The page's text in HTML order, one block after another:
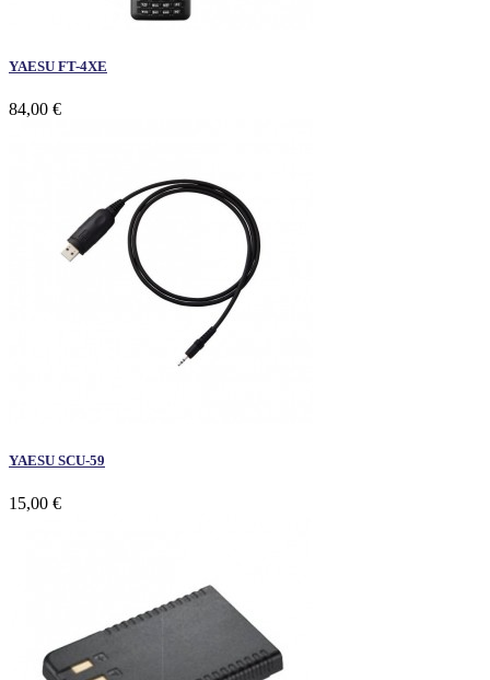
YAESU FT-4XE
84,00 €
YAESU SCU-59
15,00 €